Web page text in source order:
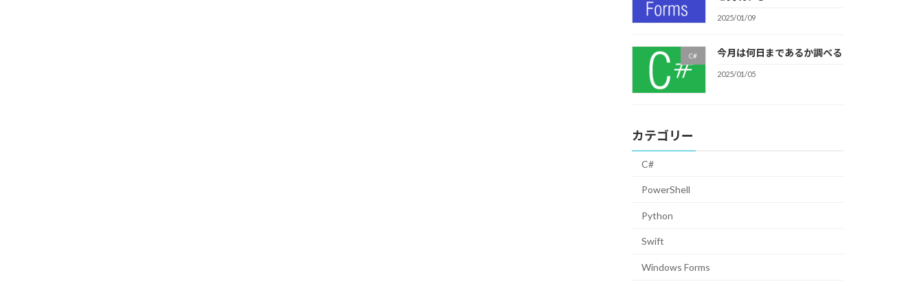
2025/01/09
C# 今月は何日まであるか調べる
2025/01/05
カテゴリー
C#
PowerShell
Python
Swift
Windows Forms